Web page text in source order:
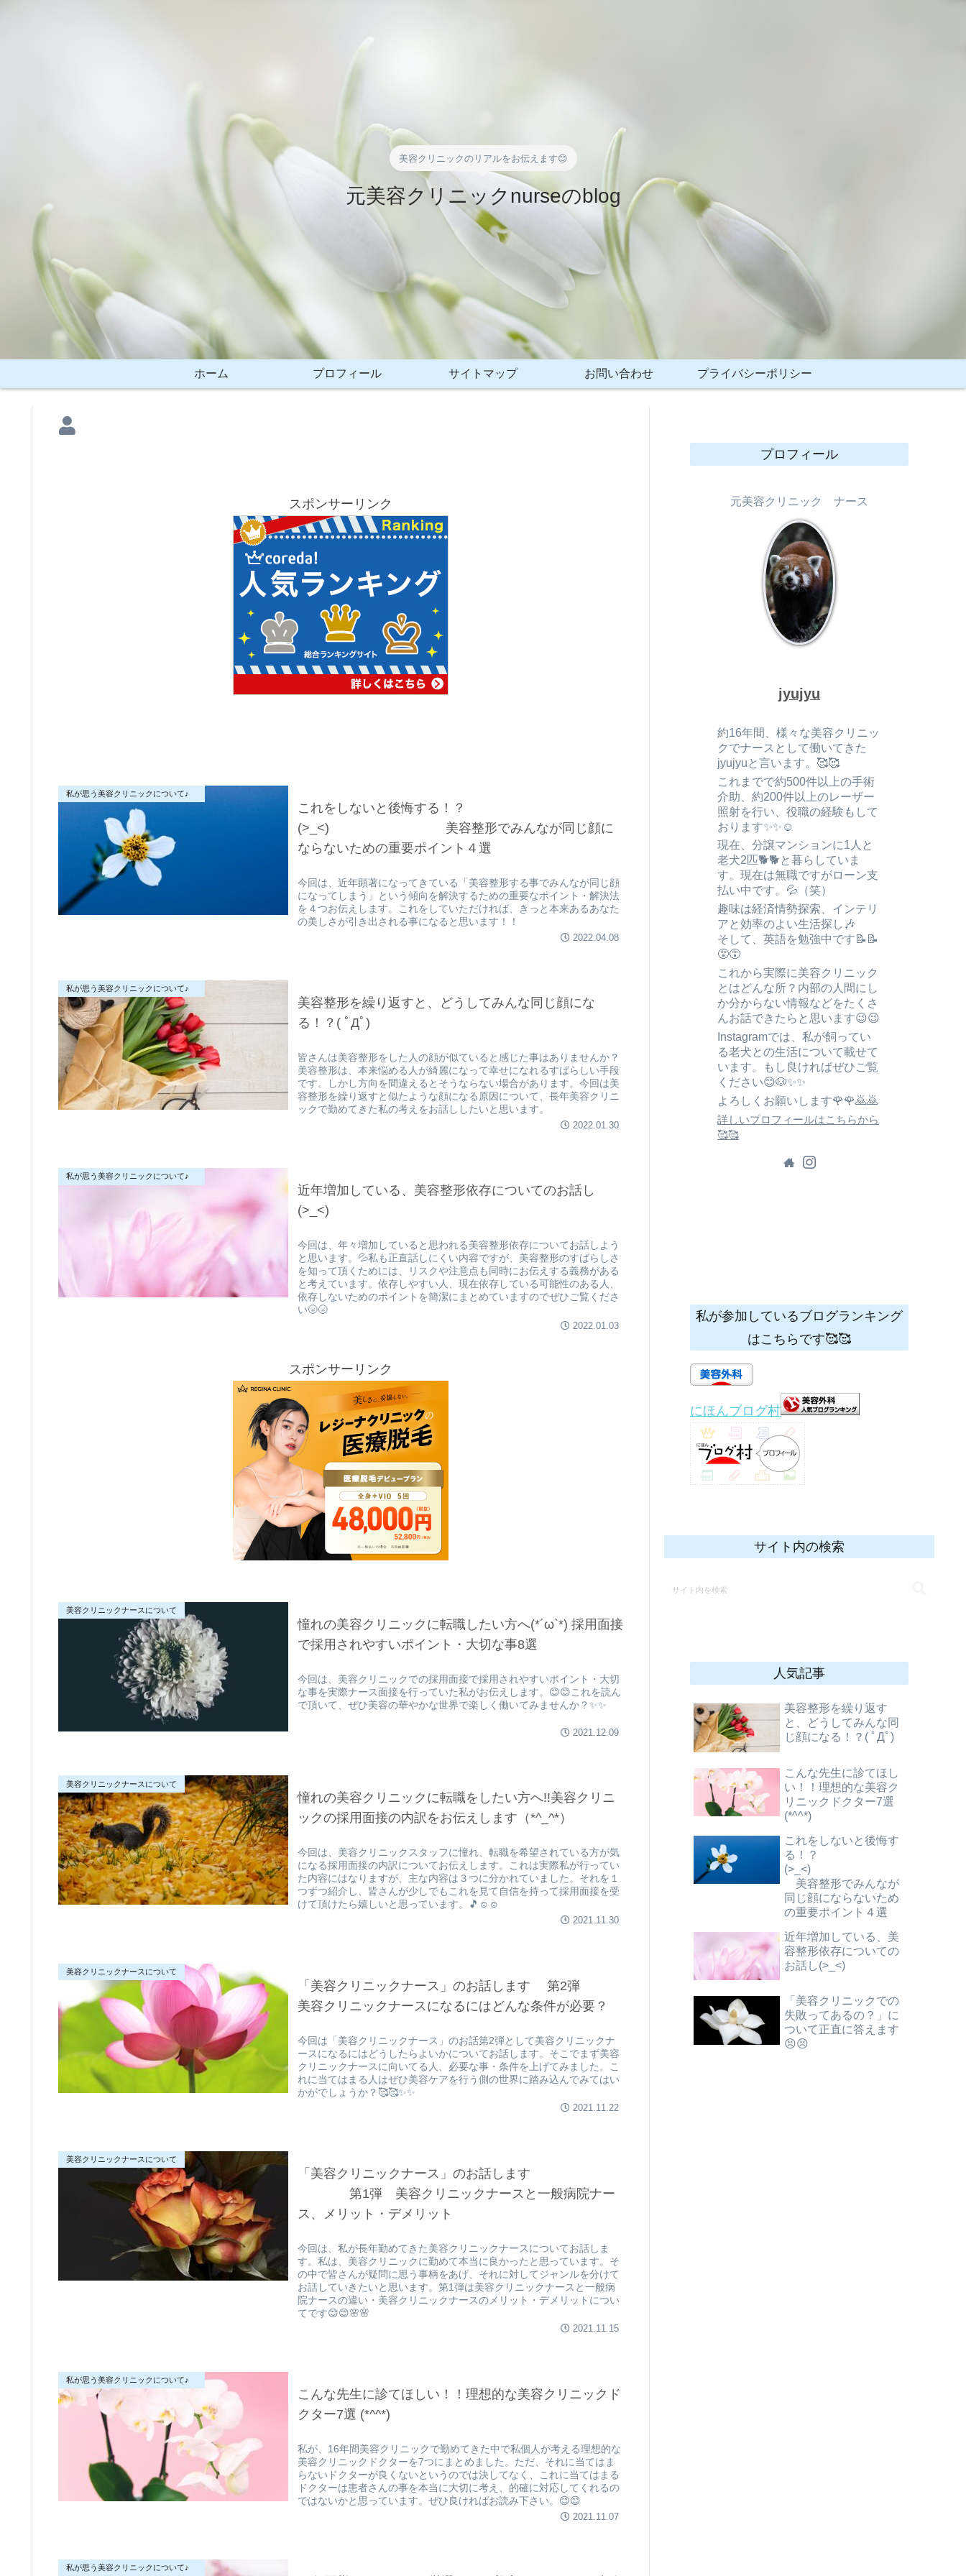
美容クリニックのリアルをお伝えます😊
元美容クリニックnurseのblog
ホーム プロフィール サイトマップ お問い合わせ プライバシーポリシー
スポンサーリンク
私が思う美容クリニックについて♪
これをしないと後悔する！？
(>_<) 美容整形でみんなが同じ顔に
ならないための重要ポイント４選
今回は、近年顕著になってきている「美容整形する事でみんなが同じ顔
になってしまう」という傾向を解決するための重要なポイント・解決法
を４つお伝えします。これをしていただければ、きっと本来あるあなた
の美しさが引き出される事になると思います！！
2022.04.08
私が思う美容クリニックについて♪
美容整形を繰り返すと、どうしてみんな同じ顔にな
る！？( ﾟДﾟ)
皆さんは美容整形をした人の顔が似ていると感じた事はありませんか？
美容整形は、本来悩める人が綺麗になって幸せになれるすばらしい手段
です。しかし方向を間違えるとそうならない場合があります。今回は美
容整形を繰り返すと似たような顔になる原因について、長年美容クリニ
ックで勤めてきた私の考えをお話ししたいと思います。
2022.01.30
私が思う美容クリニックについて♪
近年増加している、美容整形依存についてのお話し
(>_<)
今回は、年々増加していると思われる美容整形依存についてお話しよう
と思います。💦私も正直話しにくい内容ですが、美容整形のすばらしさ
を知って頂くためには、リスクや注意点も同時にお伝えする義務がある
と考えています。依存しやすい人、現在依存している可能性のある人、
依存しないためのポイントを簡潔にまとめていますのでぜひご覧くださ
い🌝🌝
2022.01.03
スポンサーリンク
美容クリニックナースについて
憧れの美容クリニックに転職したい方へ(*´ω`*) 採用面接
で採用されやすいポイント・大切な事8選
今回は、美容クリニックでの採用面接で採用されやすいポイント・大切
な事を実際ナース面接を行っていた私がお伝えします。😊😊これを読ん
で頂いて、ぜひ美容の華やかな世界で楽しく働いてみませんか？✨✨
2021.12.09
美容クリニックナースについて
憧れの美容クリニックに転職をしたい方へ!!美容クリニ
ックの採用面接の内訳をお伝えします（*^_^*）
今回は、美容クリニックスタッフに憧れ、転職を希望されている方が気
になる採用面接の内訳についてお伝えします。これは実際私が行ってい
た内容にはなりますが、主な内容は３つに分かれていました。それを１
つずつ紹介し、皆さんが少しでもこれを見て自信を持って採用面接を受
けて頂けたら嬉しいと思っています。🎵☺☺
2021.11.30
美容クリニックナースについて
「美容クリニックナース」のお話します 第2弾
美容クリニックナースになるにはどんな条件が必要？
今回は「美容クリニックナース」のお話第2弾として美容クリニックナ
ースになるにはどうしたらよいかについてお話します。そこでまず美容
クリニックナースに向いてる人、必要な事・条件を上げてみました。こ
れに当てはまる人はぜひ美容ケアを行う側の世界に踏み込んでみてはい
かがでしょうか？🥰🥰✨✨
2021.11.22
美容クリニックナースについて
「美容クリニックナース」のお話します
第1弾 美容クリニックナースと一般病院ナー
ス、メリット・デメリット
今回は、私が長年勤めてきた美容クリニックナースについてお話しま
す。私は、美容クリニックに勤めて本当に良かったと思っています。そ
の中で皆さんが疑問に思う事柄をあげ、それに対してジャンルを分けて
お話していきたいと思います。第1弾は美容クリニックナースと一般病
院ナースの違い・美容クリニックナースのメリット・デメリットについ
てです😊😊🌸🌸
2021.11.15
私が思う美容クリニックについて♪
こんな先生に診てほしい！！理想的な美容クリニックド
クター7選 (*^^*)
私が、16年間美容クリニックで勤めてきた中で私個人が考える理想的な
美容クリニックドクターを7つにまとめました。ただ、それに当てはま
らないドクターが良くないというのでは決してなく、これに当てはまる
ドクターは患者さんの事を本当に大切に考え、的確に対応してくれるの
ではないかと思っています。ぜひ良ければお読み下さい。😊😊
2021.11.07
私が思う美容クリニックについて♪
プロフィール
元美容クリニック ナース
jyujyu
約16年間、様々な美容クリニッ
クでナースとして働いてきた
jyujyuと言います。🥰🥰
これまでで約500件以上の手術
介助、約200件以上のレーザー
照射を行い、役職の経験もして
おります✨✨☺️
現在、分譲マンションに1人と
老犬2匹🐕🐕と暮らしていま
す。現在は無職ですがローン支
払い中です。💦（笑）
趣味は経済情勢探索、インテリ
アと効率のよい生活探し🎶
そして、英語を勉強中です📝📝
😵😵
これから実際に美容クリニック
とはどんな所？内部の人間にし
か分からない情報などをたくさ
んお話できたらと思います😉😉
Instagramでは、私が飼ってい
る老犬との生活について載せて
います。もし良ければぜひご覧
ください😊🐶✨✨
よろしくお願いします🌹🌹🙇🙇
詳しいプロフィールはこちらから
🥰🥰
私が参加しているブログランキング
はこちらです🥰🥰
にほんブログ村
サイト内の検索
人気記事
美容整形を繰り返す
と、どうしてみんな同
じ顔になる！？( ﾟДﾟ)
こんな先生に診てほし
い！！理想的な美容ク
リニックドクター7選
(*^^*)
これをしないと後悔す
る！？
(>_<)
美容整形でみんなが
同じ顔にならないため
の重要ポイント４選
近年増加している、美
容整形依存についての
お話し(>_<)
「美容クリニックでの
失敗ってあるの？」に
ついて正直に答えます
😣😣